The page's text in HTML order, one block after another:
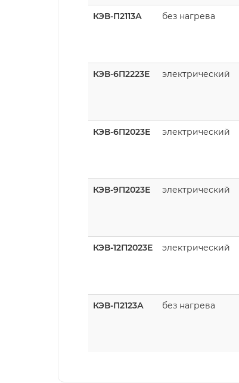
КЭВ-П2113А без нагрева
КЭВ-6П2223Е электрический
КЭВ-6П2023Е электрический
КЭВ-9П2023Е электрический
КЭВ-12П2023Е электрический
КЭВ-П2123А без нагрева